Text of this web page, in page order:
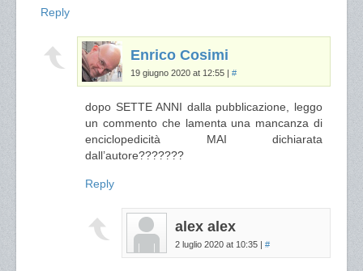
Reply
Enrico Cosimi
19 giugno 2020 at 12:55 | #
dopo SETTE ANNI dalla pubblicazione, leggo
un commento che lamenta una mancanza di
enciclopedicità MAI dichiarata
dall’autore???????
Reply
alex alex
2 luglio 2020 at 10:35 | #